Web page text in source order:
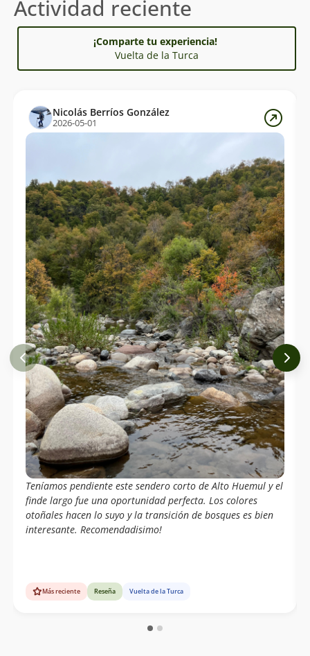
Actividad reciente
¡Comparte tu experiencia!
Vuelta de la Turca
Nicolás Berríos González
2026-05-01
Teníamos pendiente este sendero corto de Alto Huemul y el
finde largo fue una oportunidad perfecta. Los colores
otoñales hacen lo suyo y la transición de bosques es bien
interesante. Recomendadisimo!
Más reciente Reseña Vuelta de la Turca